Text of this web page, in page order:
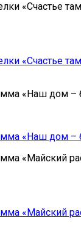
«Счастье
«Счастье
«Наш дом –
«Наш дом –
«Майский
«Майский